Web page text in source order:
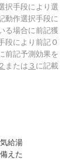
給湯
えた
択手段により選
動作選択手段に
る場合に前記獲
段により前記Ｏ
前記予測効果を
２ または ３ に記載